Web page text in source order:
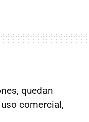
quedan
comercial,